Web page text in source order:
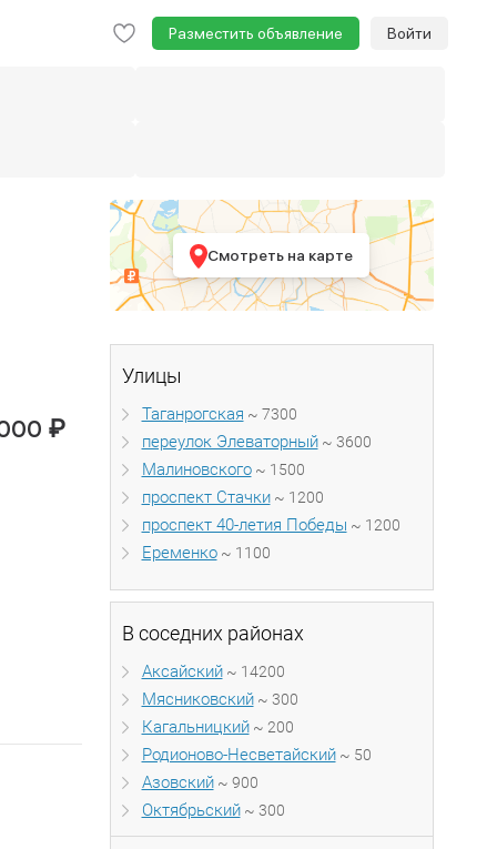
Разместить объявление Войти
Смотреть на карте
Улицы
Таганрогская ~ 7300
переулок Элеваторный~ 3600
Малиновского~ 1500
проспект Стачки~ 1200
проспект 40-летия Победы ~ 1200
Еременко~ 1100
В соседних районах
Аксайский~ 14200
Мясниковский~ 300
Кагальницкий~ 200
Родионово-Несветайский~ 50
Азовский~ 900
Октябрьский~ 300
₽